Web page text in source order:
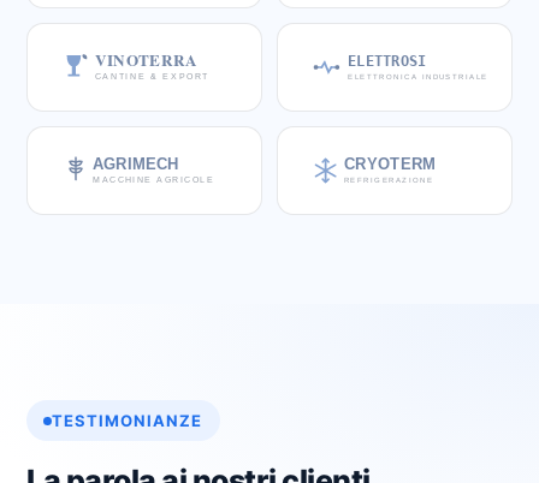
VINOTERRA
CANTINE & EXPORT
ELETTROSI
ELETTRONICA INDUSTRIALE
AGRIMECH
MACCHINE AGRICOLE
CRYOTERM
REFRIGERAZIONE
TESTIMONIANZE